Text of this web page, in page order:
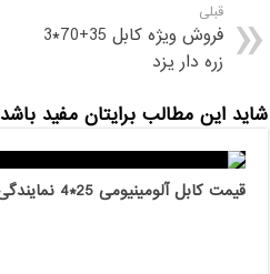
قبلی
فروش ویژه کابل 35+70*3
زره دار یزد
شاید این مطالب برایتان مفید باشد
قیمت کابل آلومینیومی 25*4 نمایندگی فروش تهران لاله زار